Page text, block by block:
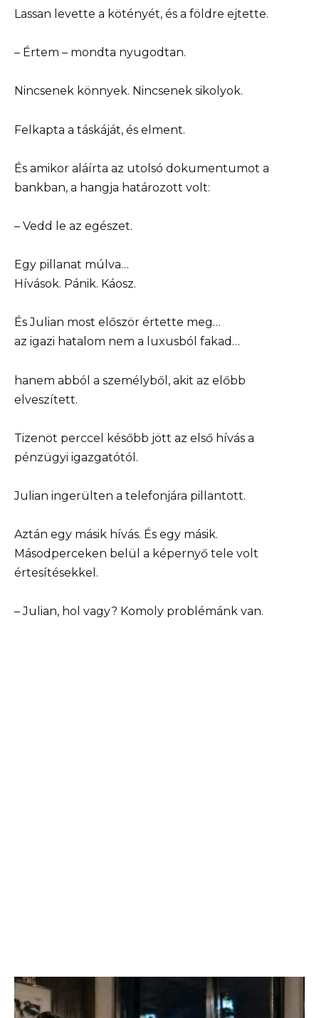
Lassan levette a kötényét, és a földre ejtette.
– Értem – mondta nyugodtan.
Nincsenek könnyek. Nincsenek sikolyok.
Felkapta a táskáját, és elment.
És amikor aláírta az utolsó dokumentumot a
bankban, a hangja határozott volt:
– Vedd le az egészet.
Egy pillanat múlva…
Hívások. Pánik. Káosz.
És Julian most először értette meg…
az igazi hatalom nem a luxusból fakad…
hanem abból a személyből, akit az előbb
elveszített.
Tizenöt perccel később jött az első hívás a
pénzügyi igazgatótól.
Julian ingerülten a telefonjára pillantott.
Aztán egy másik hívás. És egy másik.
Másodperceken belül a képernyő tele volt
értesítésekkel.
– Julian, hol vagy? Komoly problémánk van.